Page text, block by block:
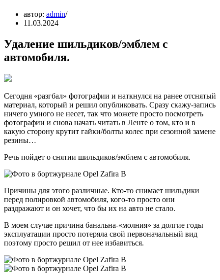
автор: admin
11.03.2024
Удаление шильдиков/эмблем с
автомобиля.
Сегодня «разгбал» фотографии и наткнулся на ранее отснятый
материал, который и решил опубликовать. Сразу скажу-запись
ничего умного не несет, так что можете просто посмотреть
фотографии и снова начать читать в Ленте о том, кто и в
какую сторону крутит гайки/болты колес при сезонной замене
резины…
Речь пойдет о снятии шильдиков/эмблем с автомобиля.
Причины для этого различные. Кто-то снимает шильдики
перед полировкой автомобиля, кого-то просто они
раздражают и он хочет, что бы их на авто не стало.
В моем случае причина банальна-«молния» за долгие годы
эксплуатации просто потеряла свой первоначальный вид
поэтому просто решил от нее избавиться.